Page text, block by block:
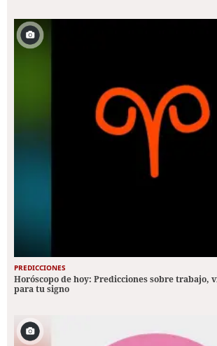
PREDICCIONES
Horóscopo de hoy: Predicciones sobre trabajo,
para tu signo